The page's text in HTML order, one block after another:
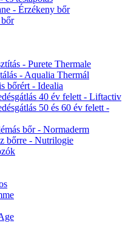
- Érzékeny bőr
- Purete Thermale
- Aqualia Thermál
bőrért - Idealia
40 év felett - Liftactiv
50 és 60 év felett -
bőr - Normaderm
bőrre - Nutrilogie